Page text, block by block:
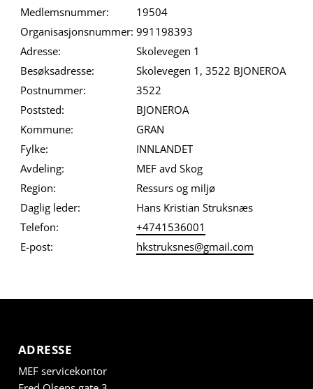
Medlemsnummer:
19504
Organisasjonsnummer: 991198393
Adresse:
Skolevegen 1
Besøksadresse:
Skolevegen 1, 3522 BJONEROA
Postnummer:
3522
Poststed:
BJONEROA
Kommune:
GRAN
Fylke:
INNLANDET
Avdeling:
MEF avd Skog
Region:
Ressurs og miljø
Daglig leder:
Hans Kristian Struksnæs
Telefon:
+4741536001
E-post:
hkstruksnes@gmail.com
ADRESSE
MEF servicekontor